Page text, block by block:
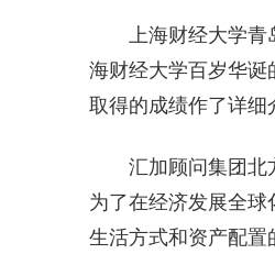
上海财经大学青
海财经大学百岁华诞
取得的成绩作了详细
汇加顾问集团北
为了在经济发展全
生活方式和资产配置